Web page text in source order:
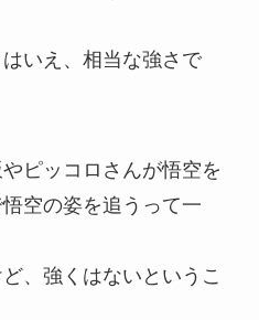
いえ、相当な強さで
ピッコロさんが悟空を
空の姿を追うって一
、強くはないというこ